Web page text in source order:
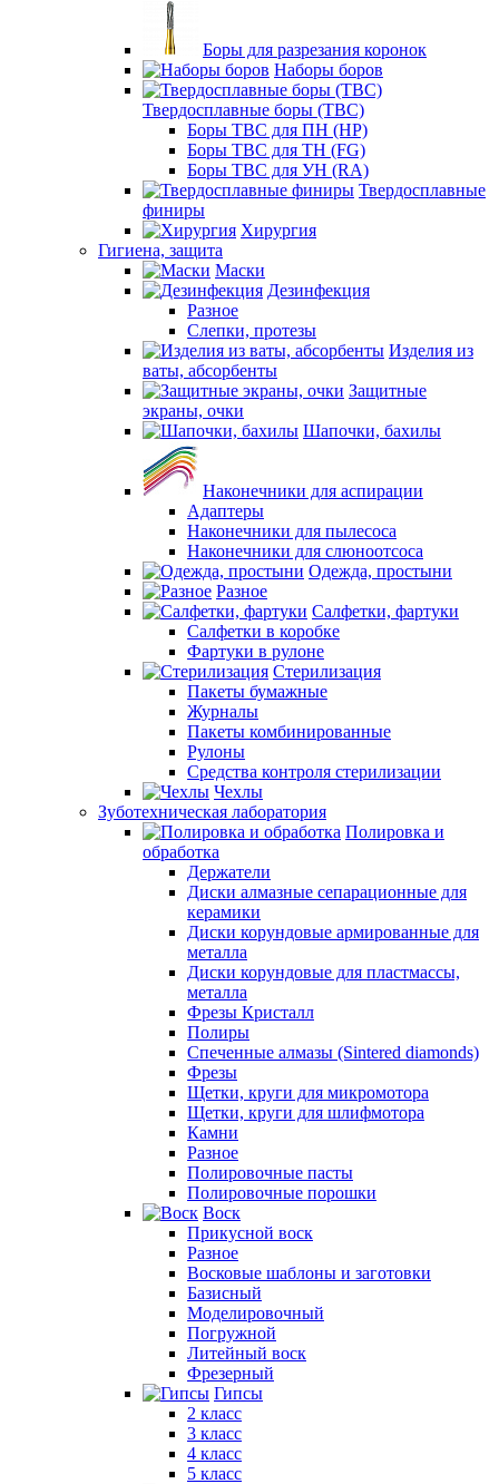
Боры для разрезания коронок
Наборы боров
Твердосплавные боры (ТВС)
Боры ТВС для ПН (HP)
Боры ТВС для ТН (FG)
Боры ТВС для УН (RA)
Твердосплавные
финиры
Хирургия
Гигиена, защита
Маски
Дезинфекция
Разное
Слепки, протезы
Изделия из
ваты, абсорбенты
Защитные
экраны, очки
Шапочки, бахилы
Наконечники для аспирации
Адаптеры
Наконечники для пылесоса
Наконечники для слюноотсоса
Одежда, простыни
Разное
Салфетки, фартуки
Салфетки в коробке
Фартуки в рулоне
Стерилизация
Пакеты бумажные
Журналы
Пакеты комбинированные
Рулоны
Средства контроля стерилизации
Чехлы
Зуботехническая лаборатория
Полировка и
обработка
Держатели
Диски алмазные сепарационные для
керамики
Диски корундовые армированные для
металла
Диски корундовые для пластмассы,
металла
Фрезы Кристалл
Полиры
Спеченные алмазы (Sintered diamonds)
Фрезы
Щетки, круги для микромотора
Щетки, круги для шлифмотора
Камни
Разное
Полировочные пасты
Полировочные порошки
Воск
Прикусной воск
Разное
Восковые шаблоны и заготовки
Базисный
Моделировочный
Погружной
Литейный воск
Фрезерный
Гипсы
2 класс
3 класс
4 класс
5 класс